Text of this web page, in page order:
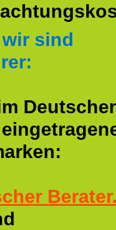
sind